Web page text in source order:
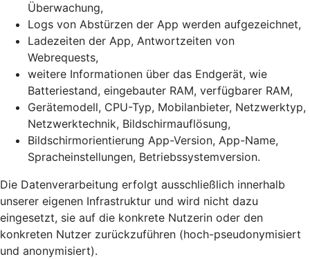
Überwachung,
Logs von Abstürzen der App werden aufgezeichnet,
Ladezeiten der App, Antwortzeiten von
Webrequests,
weitere Informationen über das Endgerät, wie
Batteriestand, eingebauter RAM, verfügbarer RAM,
Gerätemodell, CPU-Typ, Mobilanbieter, Netzwerktyp,
Netzwerktechnik, Bildschirmauflösung,
Bildschirmorientierung App-Version, App-Name,
Spracheinstellungen, Betriebssystemversion.
Die Datenverarbeitung erfolgt ausschließlich innerhalb
unserer eigenen Infrastruktur und wird nicht dazu
eingesetzt, sie auf die konkrete Nutzerin oder den
konkreten Nutzer zurückzuführen (hoch-pseudonymisiert
und anonymisiert).